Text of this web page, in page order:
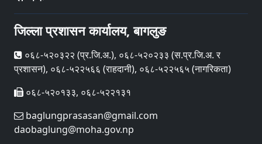
जिल्ला प्रशासन कार्यालय, बागलुङ
०६८-५२०३२२ (प्र‍.जि.अ.), ०६८-५२०२३३ (स.प्र.जि.अ. र
प्रशासन), ०६८-५२२५६६ (राहदानी), ०६८-५२२५६५ (नागरिकता)
०६८-५२०१३३, ०६८-५२२१३१
baglungprasasan@gmail.com
daobaglung@moha.gov.np